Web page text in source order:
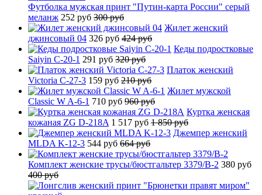
Футболка мужская принт "Путин-карта России" серый
меланж 252 руб 300 руб
Жилет женский
джинсовый 04 326 руб 424 руб
Кеды подростковые
Saiyin C-20-1 291 руб 320 руб
Платок женский
Victoria C-27-3 159 руб 210 руб
Жилет мужской
Classic W A-6-1 710 руб 960 руб
Куртка женская
кожаная ZG D-218A 1 517 руб 1 850 руб
Джемпер женский
MLDA K-12-3 544 руб 664 руб
Комплект женские трусы/бюстгальтер 3379/B-2 380 руб
400 руб